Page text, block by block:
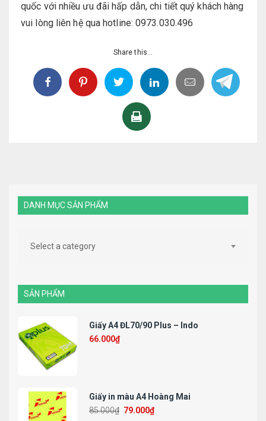
quốc với nhiều ưu đãi hấp dẫn, chi tiết quý khách hàng
vui lòng liên hệ qua hotline: 0973.030.496
Share this...
DANH MỤC SẢN PHẨM
Select a category
SẢN PHẨM
Giấy A4 ĐL70/90 Plus – Indo
66.000₫
Giấy in màu A4 Hoàng Mai
85.000₫ 79.000₫